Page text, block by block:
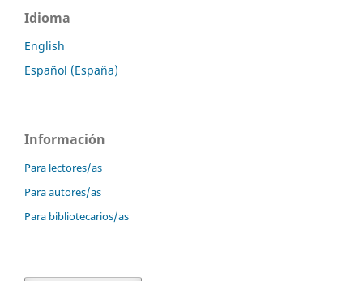
Idioma
English
Español (España)
Información
Para lectores/as
Para autores/as
Para bibliotecarios/as